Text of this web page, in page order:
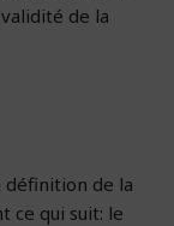
de la
définition de la
ce qui suit: le